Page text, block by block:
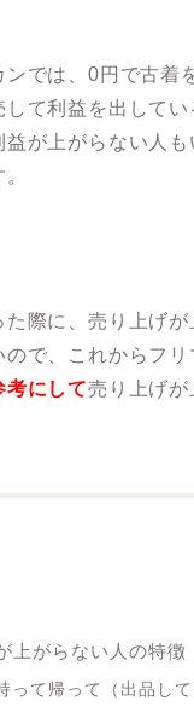
ンでは、0円で古
て利益を出して
が上がらない人
際に、売り上げ
で、これからフ
考にして売り上げが
上がらない人の特徴
って帰って（出品し